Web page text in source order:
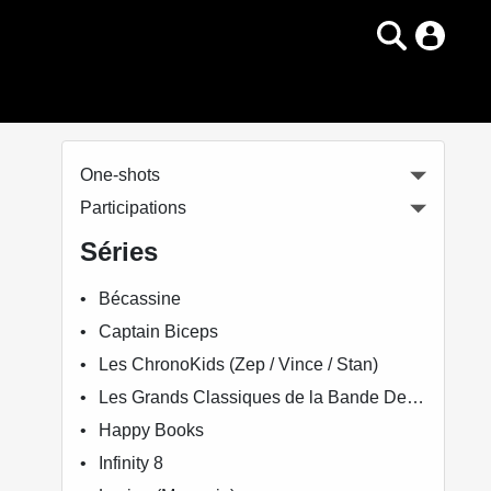
One-shots
Participations
Séries
Bécassine
Captain Biceps
Les ChronoKids (Zep / Vince / Stan)
Les Grands Classiques de la Bande Dessinée Érotique - La Collection
Happy Books
Infinity 8